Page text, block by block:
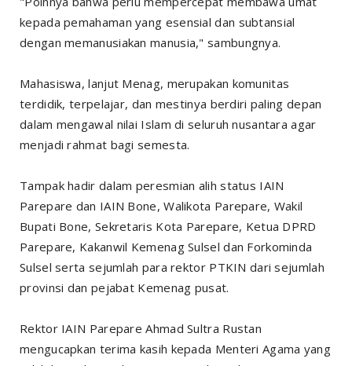
kepada pemahaman yang esensial dan subtansial
dengan memanusiakan manusia," sambungnya.
Mahasiswa, lanjut Menag, merupakan komunitas
terdidik, terpelajar, dan mestinya berdiri paling depan
dalam mengawal nilai Islam di seluruh nusantara agar
menjadi rahmat bagi semesta.
Tampak hadir dalam peresmian alih status IAIN
Parepare dan IAIN Bone, Walikota Parepare, Wakil
Bupati Bone, Sekretaris Kota Parepare, Ketua DPRD
Parepare, Kakanwil Kemenag Sulsel dan Forkominda
Sulsel serta sejumlah para rektor PTKIN dari sejumlah
provinsi dan pejabat Kemenag pusat.
Rektor IAIN Parepare Ahmad Sultra Rustan
mengucapkan terima kasih kepada Menteri Agama yang